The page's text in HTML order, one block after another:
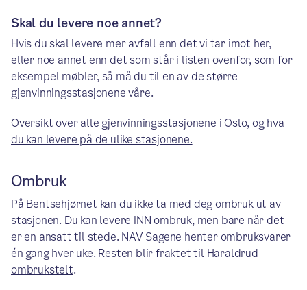
Skal du levere noe annet?
Hvis du skal levere mer avfall enn det vi tar imot her,
eller noe annet enn det som står i listen ovenfor, som for
eksempel møbler, så må du til en av de større
gjenvinningsstasjonene våre.
Oversikt over alle gjenvinningsstasjonene i Oslo, og hva
du kan levere på de ulike stasjonene.
Ombruk
På Bentsehjørnet kan du ikke ta med deg ombruk ut av
stasjonen. Du kan levere INN ombruk, men bare når det
er en ansatt til stede. NAV Sagene henter ombruksvarer
én gang hver uke. Resten blir fraktet til Haraldrud
ombrukstelt.